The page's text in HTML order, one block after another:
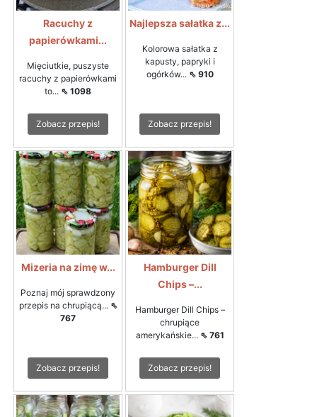
Racuchy z
papierówkami...
Mięciutkie, puszyste
racuchy z papierówkami
to... ⇖ 1098
Zobacz przepis!
Najlepsza sałatka z...
Kolorowa sałatka z
kapusty, papryki i
ogórków... ⇖ 910
Zobacz przepis!
Mizeria na zimę w...
Poznaj mój sprawdzony
przepis na chrupiącą... ⇖
767
Zobacz przepis!
Hamburger Dill
Chips –...
Hamburger Dill Chips –
chrupiące
amerykańskie... ⇖ 761
Zobacz przepis!